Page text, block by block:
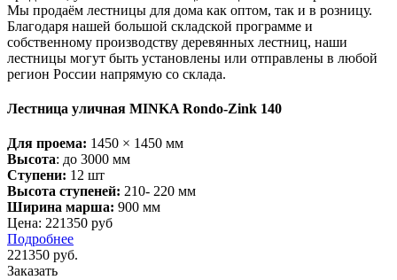
Мы продаём лестницы для дома как оптом, так и в розницу.
Благодаря нашей большой складской программе и
собственному производству деревянных лестниц, наши
лестницы могут быть установлены или отправлены в любой
регион России напрямую со склада.
Лестница уличная MINKA Rondo-Zink 140
Для проема: 1450 × 1450 мм
Высота: до 3000 мм
Ступени: 12 шт
Высота ступеней: 210- 220 мм
Ширина марша: 900 мм
Цена: 221350 руб
Подробнее
221350 руб.
Заказать